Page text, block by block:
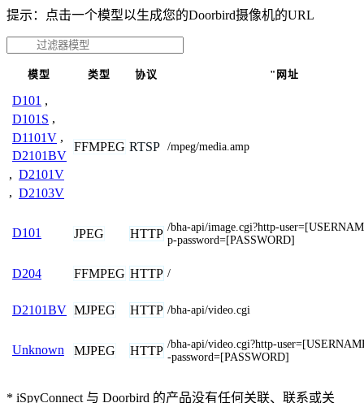
提示：点击一个模型以生成您的Doorbird摄像机的URL
模型 类型 协议 "网址
D101 ,
D101S ,
D1101V ,
D2101BV
, D2101V
, D2103V
FFMPEG RTSP /mpeg/media.amp
D101 JPEG HTTP /bha-api/image.cgi?http-
p-password=[PASSWORD]
D204 FFMPEG HTTP /
D2101BV MJPEG HTTP /bha-api/video.cgi
Unknown MJPEG HTTP /bha-api/video.cgi?http-
-password=[PASSWORD]
* iSpyConnect 与 Doorbird 的产品没有任何关联、联系或关